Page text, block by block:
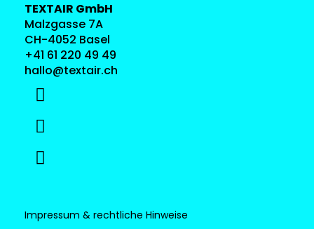
TEXTAIR GmbH
Malzgasse 7A
CH-4052 Basel
+41 61 220 49 49
hallo@textair.ch
Impressum & rechtliche Hinweise